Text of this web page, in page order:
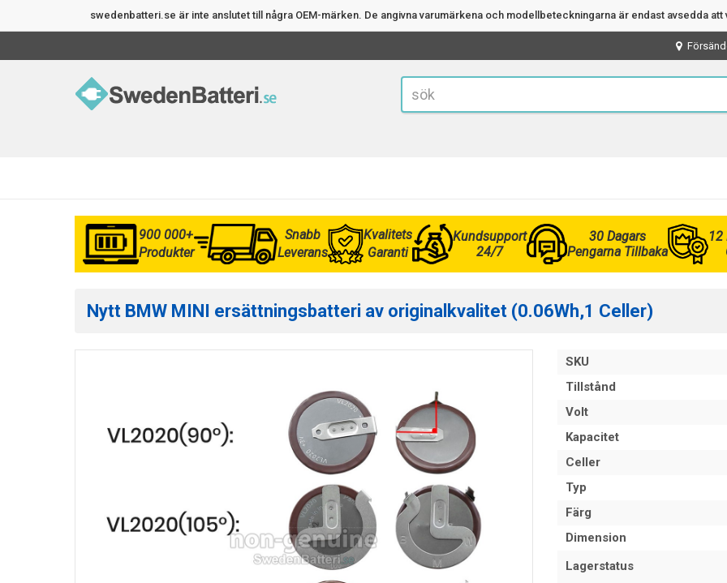
swedenbatteri.se är inte anslutet till några OEM-märken. De angivna varumärkena och modellbeteckningarna är endast avsedda
900 000+
Produkter
Snabb
Leverans
Kvalitets
Garanti
Kundsupport
24/7
30 Dagars
Pengarna Tillbaka
12
Nytt BMW MINI ersättningsbatteri av originalkvalitet (0.06Wh,1 Celler)
SKU
Tillstånd
Volt
Kapacitet
Celler
Typ
Färg
Dimension
Lagerstatus